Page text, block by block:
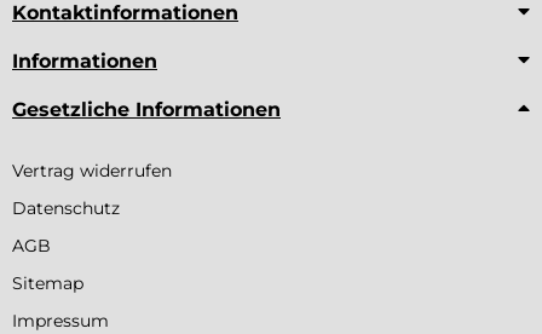
Kontaktinformationen
Informationen
Gesetzliche Informationen
Vertrag widerrufen
Datenschutz
AGB
Sitemap
Impressum